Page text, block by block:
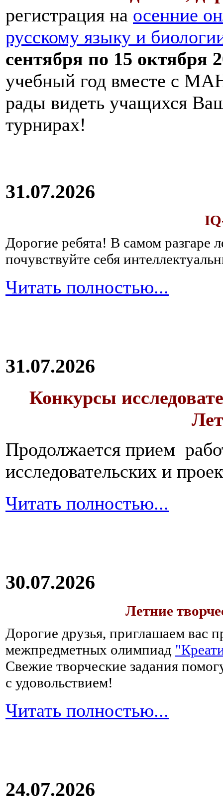
регистрация на осенние
русскому языку и
сентября по 15 октября
учебный год вместе с
рады видеть учащихся
турнирах!
31.07.2026
Дорогие ребята! В самом разгаре
почувствуйте себя
Читать полностью...
31.07.2026
Конкурсы
Продолжается прием
исследовательских и
Читать полностью...
30.07.2026
Летние
Дорогие друзья, приглашаем вас
межпредметных олимпиад
Свежие творческие задания
с удовольствием!
Читать полностью...
24.07.2026